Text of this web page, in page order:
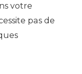
votre
pas de